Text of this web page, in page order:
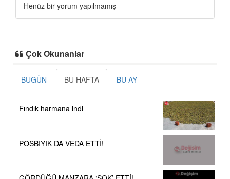
Henüz bir yorum yapılmamış
Çok Okunanlar
BUGÜN BU HAFTA BU AY
Fındık harmana indi
POSBIYIK DA VEDA ETTİ!